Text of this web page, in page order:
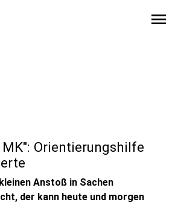
menu
Orientierungshilfe
Anstoß in Sachen
der kann heute und morgen